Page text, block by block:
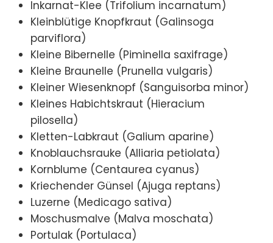
Inkarnat-Klee (Trifolium incarnatum)
Kleinblütige Knopfkraut (Galinsoga
parviflora)
Kleine Bibernelle (Piminella saxifrage)
Kleine Braunelle (Prunella vulgaris)
Kleiner Wiesenknopf (Sanguisorba minor)
Kleines Habichtskraut (Hieracium
pilosella)
Kletten-Labkraut (Galium aparine)
Knoblauchsrauke (Alliaria petiolata)
Kornblume (Centaurea cyanus)
Kriechender Günsel (Ajuga reptans)
Luzerne (Medicago sativa)
Moschusmalve (Malva moschata)
Portulak (Portulaca)